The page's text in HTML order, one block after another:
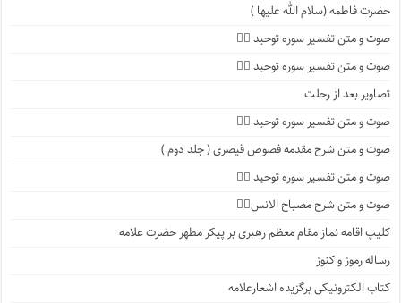
حضرت فاطمه (سلام الله علیها )
صوت و متن تفسیر سوره توحید ۴️⃣
صوت و متن تفسیر سوره توحید ۳️⃣
تصاویر بعد از رحلت
صوت و متن تفسیر سوره توحید ۲️⃣
صوت و متن شرح مقدمه فصوص قیصری ( جلد دوم )
صوت و متن تفسیر سوره توحید ۱️⃣
صوت و متن شرح مصباح الانس۸⃣
کلیپ اقامه نماز مقام معظم رهبری بر پیکر مطهر حضرت علامه
رساله رموز و کنوز
کتاب الکترونیکی برگزیده اشعارعلامه